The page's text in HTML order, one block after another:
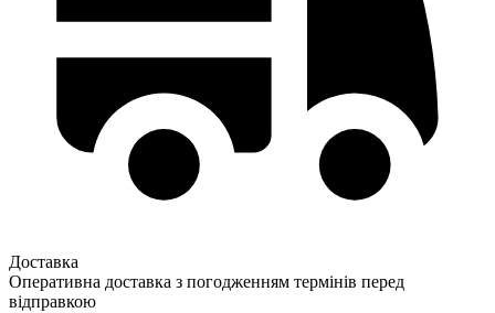
Доставка
Оперативна доставка з погодженням термінів перед
відправкою